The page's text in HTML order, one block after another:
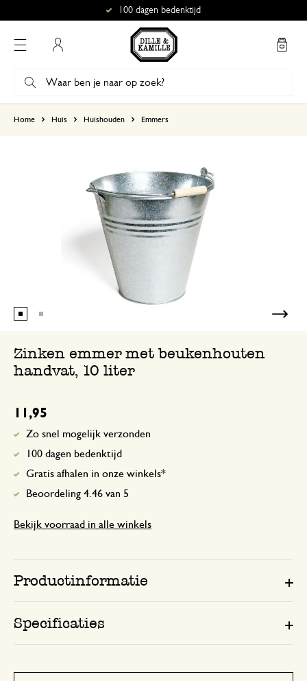
100 dagen bedenktijd
Home Huis Huishouden Emmers
Zinken emmer met beukenhouten
handvat, 10 liter
11,95
Zo snel mogelijk verzonden
100 dagen bedenktijd
Gratis afhalen in onze winkels*
Beoordeling 4.46 van 5
Bekijk voorraad in alle winkels
Productinformatie
Specificaties
2
1
Enkel een score, geen toelichting